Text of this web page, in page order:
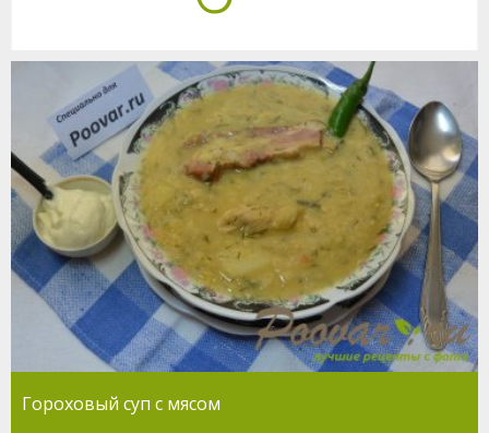
Гороховый суп с мясом